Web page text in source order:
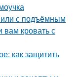
с подъёмным
кровать с
как защитить